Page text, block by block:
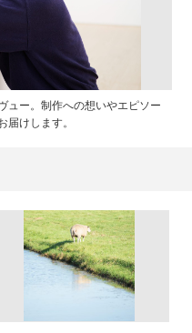
ュー。制作への想いやエピソー
けします。